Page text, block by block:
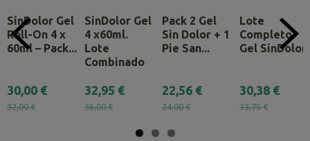
SínDolor Gel
Roll-On 4 x
60ml – Pack...
30,00 €
32,00 €
SinDolor Gel
4 x60ml.
Lote
Combinado
32,95 €
36,00 €
Pack 2 Gel
Sin Dolor + 1
Pie San...
22,56 €
24,00 €
Lote
Completo
Gel SinDolor
30,38 €
33,75 €